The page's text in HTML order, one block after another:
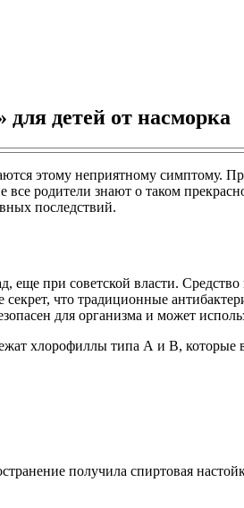
детей от насморка
этому неприятному симптому.
родители знают о таком
последствий.
еще при советской власти.
что традиционные
для организма и может
хлорофиллы типа А и В,
получила спиртовая